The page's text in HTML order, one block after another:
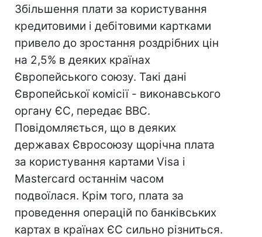
Збільшення плати за користування
кредитовими і дебітовими картками
привело до зростання роздрібних цін
на 2,5% в деяких країнах
Європейського союзу. Такі дані
Європейської комісії - виконавського
органу ЄС, передає ВВС.
Повідомляється, що в деяких
державах Євросоюзу щорічна плата
за користування картами Visa і
Mastercard останнім часом
подвоїлася. Крім того, плата за
проведення операцій по банківських
картах в країнах ЄС сильно різниться.